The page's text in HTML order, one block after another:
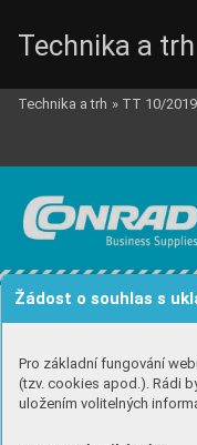
Žádost o souhlas s
Pro základní fungování
(tzv. cookies apod.). Rádi
uložením volitelných
Technika a trh
Technika a trh » TT 10/2019